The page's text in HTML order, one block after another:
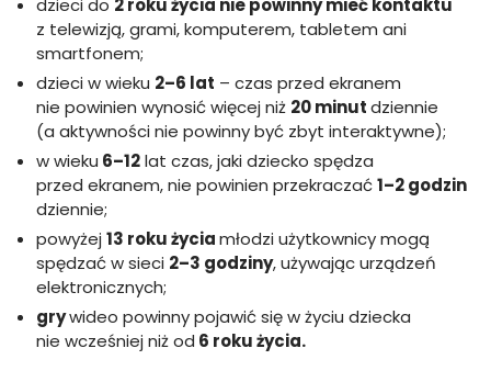
dzieci do 2 roku życia nie powinny mieć kontaktu
z telewizją, grami, komputerem, tabletem ani
smartfonem;
dzieci w wieku 2–6 lat – czas przed ekranem
nie powinien wynosić więcej niż 20 minutdziennie
(a aktywności nie powinny być zbyt interaktywne);
w wieku 6–12lat czas, jaki dziecko spędza
przed ekranem, nie powinien przekraczać1–2 godzin
dziennie;
powyżej13 roku życiamłodzi użytkownicy mogą
spędzać w sieci 2–3 godziny, używając urządzeń
elektronicznych;
grywideo powinny pojawić się w życiu dziecka
nie wcześniej niż od 6 roku życia.